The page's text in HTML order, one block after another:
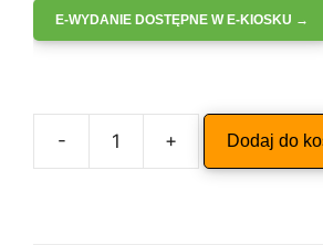
E-WYDANIE DOSTĘPNE W E-KIOSKU →
-
ilość
ODKRYWCA
+ Dodaj do